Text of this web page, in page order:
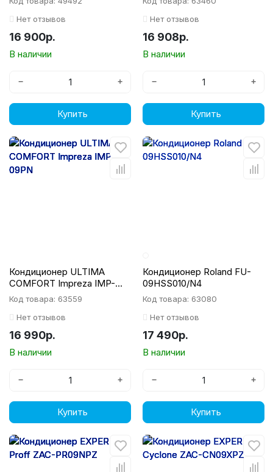
Нет отзывов
16 900р.
В наличии
− +
Купить
Нет отзывов
16 908р.
В наличии
− +
Купить
Кондиционер ULTIMA
COMFORT Impreza IMP-
09PN
Код товара: 63559
Нет отзывов
16 990р.
В наличии
− +
Купить
Кондиционер Roland FU-
09HSS010/N4
Код товара: 63080
Нет отзывов
17 490р.
В наличии
− +
Купить